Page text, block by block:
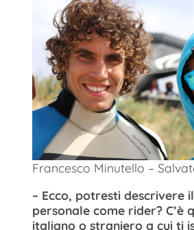
Francesco Minutello –
– Ecco, potresti descrivere
personale come rider? C’è
italiano o straniero a cui ti